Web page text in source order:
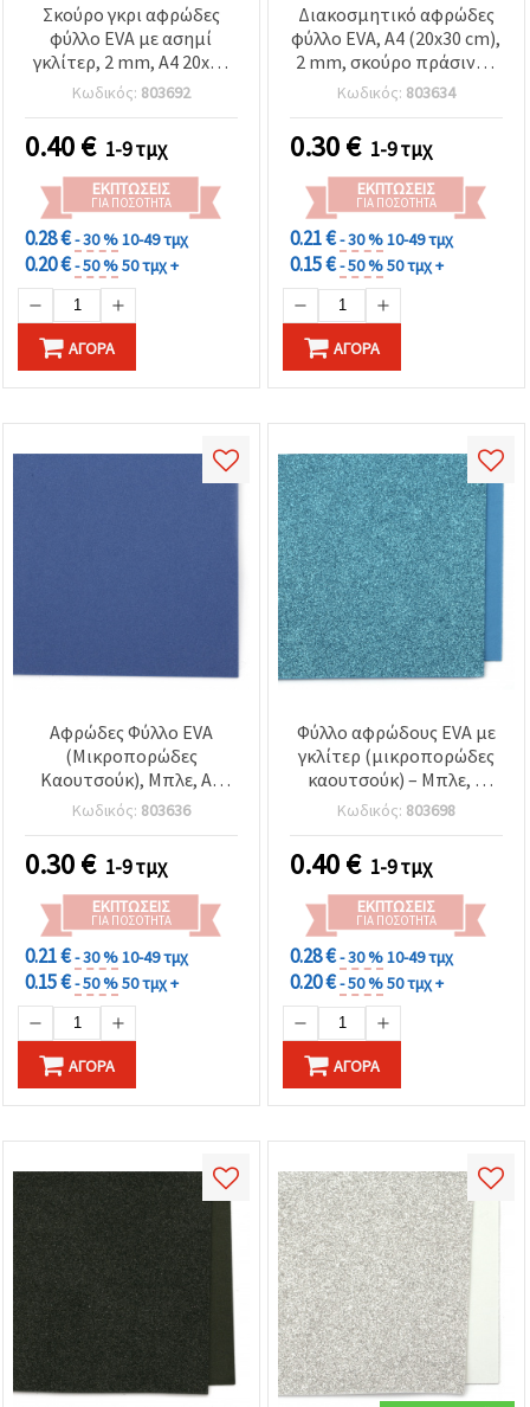
Σκούρο γκρι αφρώδες
φύλλο EVA με ασημί
γκλίτερ, 2 mm, A4 20x30
εκ. για scrapbooking &
χειροτεχνικές
κατασκευές
Κωδικός: 803692
0.40€ 1-9 τμχ
ΕΚΠΤΏΣΕΙΣ
ΓΙΑ ΠΟΣΌΤΗΤΑ
0.28 €- 30 %10-49 τμχ
0.20 €- 50 %50 τμχ +
ΑΓΟΡΆ
Διακοσμητικό αφρώδες
φύλλο EVA, A4 (20x30 cm),
2 mm, σκούρο πράσινο -
Υλικό για χειροτεχνίες &
σκραπμπούκινγκ
Κωδικός: 803634
0.30€ 1-9 τμχ
ΕΚΠΤΏΣΕΙΣ
ΓΙΑ ΠΟΣΌΤΗΤΑ
0.21 €- 30 %10-49 τμχ
0.15 €- 50 %50 τμχ +
ΑΓΟΡΆ
Αφρώδες Φύλλο EVA
(Μικροπορώδες
Καουτσούκ), Μπλε, A4
(20x30 cm), 2 mm, για
Χειροτεχνίες,
Scrapbooking & DIY
Κατασκευές
Κωδικός: 803636
0.30€ 1-9 τμχ
ΕΚΠΤΏΣΕΙΣ
ΓΙΑ ΠΟΣΌΤΗΤΑ
0.21 €- 30 %10-49 τμχ
0.15 €- 50 %50 τμχ +
ΑΓΟΡΆ
Φύλλο αφρώδους EVA με
γκλίτερ (μικροπορώδες
καουτσούκ) – Μπλε, 2
mm, A4 (20x30 εκ.) –
Λαμπερό διακοσμητικό
υλικό για
σκραπμπούκινγκ,
κατασκευή καρτών και
χειροτεχνίες
Κωδικός: 803698
0.40€ 1-9 τμχ
ΕΚΠΤΏΣΕΙΣ
ΓΙΑ ΠΟΣΌΤΗΤΑ
0.28 €- 30 %10-49 τμχ
0.20 €- 50 %50 τμχ +
ΑΓΟΡΆ